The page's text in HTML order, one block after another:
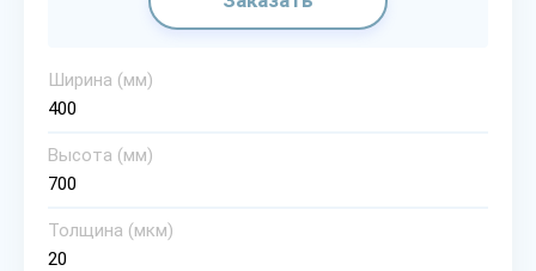
Ширина (мм)
400
Высота (мм)
700
Толщина (мкм)
20